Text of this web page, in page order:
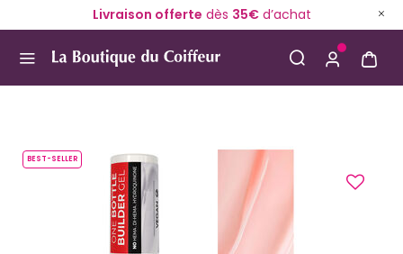
Livraison offerte dès 35€d’achat
BEST-SELLER